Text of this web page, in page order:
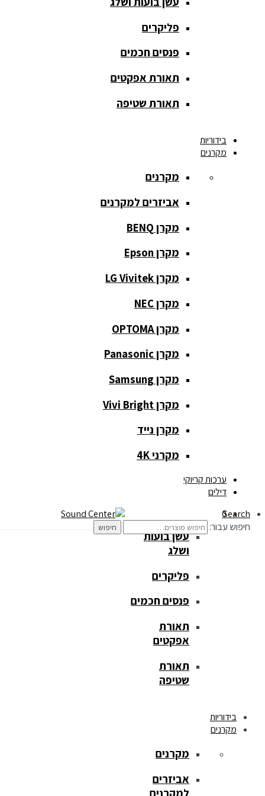
אחורית
מסך הקרנה
חצובה
מסך הקרנה
קבוע
מסך מסגרת
נייד
כלי נגינה
גיטרות
כלי נשיפה
קלידים
תופים
תאורה ואפקטים
עשן בועות
ושלג
פליקרים
פנסים חכמים
תאורת
אפקטים
תאורת
שטיפה
בידוריות
מקרנים
מקרנים
אביזרים
למקרנים
פליקרים
פנסים חכמים
תאורת אפקטים
תאורת שטיפה
בידוריות
מקרנים
מקרנים
אביזרים למקרנים
מקרן BENQ
מקרן Epson
מקרן LG Vivitek
מקרן NEC
מקרן OPTOMA
מקרן Panasonic
מקרן Samsung
מקרן Vivi Bright
מקרן נייד
מקרני 4K
ערכות קריוקי
דילים
Search
חיפוש עבור:
חיפוש
0